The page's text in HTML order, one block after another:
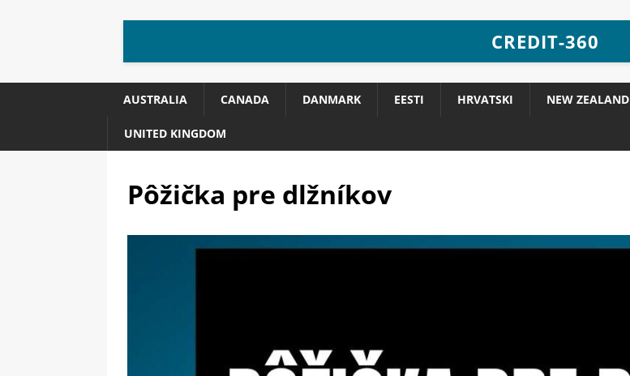
CREDIT-360
AUSTRALIA CANADA DANMARK EESTI HRVATSKI NEW ZEALAND
UNITED KINGDOM
Pôžička pre dlžníkov